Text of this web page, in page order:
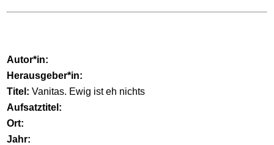
Autor*in:
Herausgeber*in:
Titel: Vanitas. Ewig ist eh nichts
Aufsatztitel:
Ort:
Jahr: